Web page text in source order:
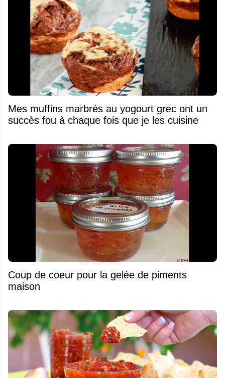
Mes muffins marbrés au yogourt grec ont un
succès fou à chaque fois que je les cuisine
Coup de coeur pour la gelée de piments
maison